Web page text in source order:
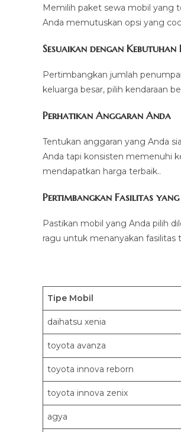
Memilih paket sewa mobil yang
Anda memutuskan opsi yang
Sesuaikan dengan
Pertimbangkan jumlah
keluarga besar, pilih kendaraan
Perhatikan Anggaran Anda
Tentukan anggaran yang Anda
Anda tapi konsisten memenuhi
mendapatkan harga terbaik..
Pertimbangkan Fasilitas
Pastikan mobil yang Anda pilih
ragu untuk menanyakan
Tipe Mobil
daihatsu xenia
toyota avanza
toyota innova reborn
toyota innova zenix
agya